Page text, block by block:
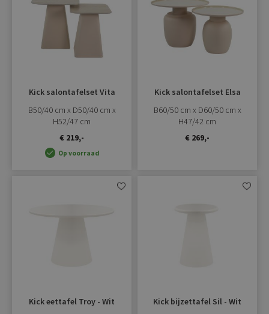
toevoegen
Kick salontafelset Vita
B50/40 cm x D50/40 cm x
H52/47 cm
€ 219,-
Op voorraad
Kick salontafelset Elsa
B60/50 cm x D60/50 cm x
H47/42 cm
€ 269,-
Kick eettafel Troy - Wit
Kick bijzettafel Sil - Wit